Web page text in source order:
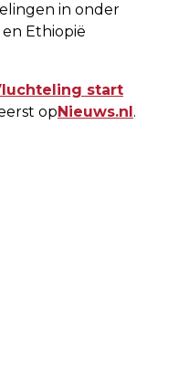
in onder
Ethiopië
start
op Nieuws.nl .